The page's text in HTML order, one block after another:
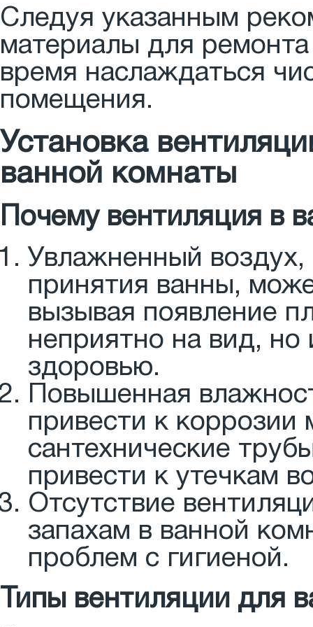
Следуя указанным
материалы для
время наслаждаться
помещения.
Установка
ванной комнаты
Почему вентиляция в
Увлажненный
принятия ванны,
вызывая появление
неприятно на вид,
здоровью.
Повышенная
привести к коррозии
сантехнические
привести к утечкам
Отсутствие
запахам в ванной
проблем с гигиеной.
Типы вентиляции для